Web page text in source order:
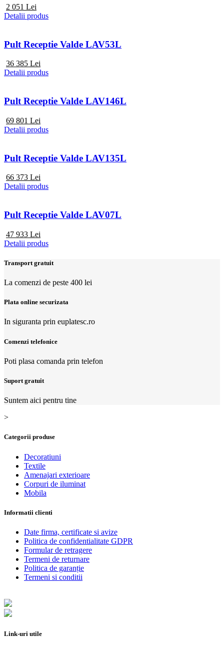
2 051 Lei
Detalii produs
Pult Receptie Valde LAV53L
36 385 Lei
Detalii produs
Pult Receptie Valde LAV146L
69 801 Lei
Detalii produs
Pult Receptie Valde LAV135L
66 373 Lei
Detalii produs
Pult Receptie Valde LAV07L
47 933 Lei
Detalii produs
Transport gratuit
La comenzi de peste 400 lei
Plata online securizata
In siguranta prin euplatesc.ro
Comenzi telefonice
Poti plasa comanda prin telefon
Suport gratuit
Suntem aici pentru tine
>
Categorii produse
Decoratiuni
Textile
Amenajari exterioare
Corpuri de iluminat
Mobila
Informatii clienti
Date firma, certificate si avize
Politica de confidentialitate GDPR
Formular de retragere
Termeni de returnare
Politica de garanție
Termeni si conditii
Link-uri utile